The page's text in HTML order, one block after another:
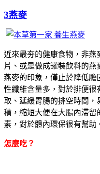
3燕麥
近來最夯的健康食物，非
片、或是做成罐裝飲料的
燕麥的印象，僅止於降低
性纖維含量多，對於排便
取、延緩胃腸的排空時間
積，縮短大便在大腸內滯
素，對於體內環保很有幫助
怎麼吃？